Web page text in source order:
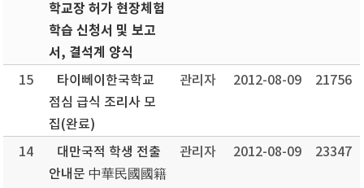
학교장 허가 현장체험
학습 신청서 및 보고
서, 결석계 양식
15
타이뻬이한국학교
점심 급식 조리사 모
집(완료)
관리자 2012-08-09 21756
14
대만국적 학생 전출
안내문 中華民國國籍
관리자 2012-08-09 23347